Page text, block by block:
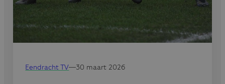
Eendracht TV—30 maart 2026